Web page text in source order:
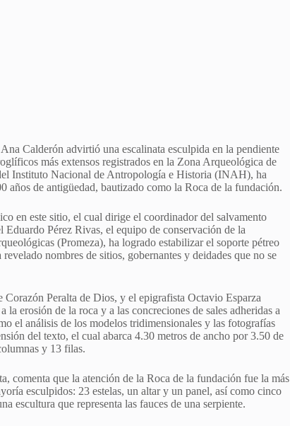
Calderón advirtió una escalinata esculpida en la pendiente
más extensos registrados en la Zona Arqueológica de
Instituto Nacional de Antropología e Historia (INAH), ha
años de antigüedad, bautizado como la Roca de la fundación.
en este sitio, el cual dirige el coordinador del salvamento
Pérez Rivas, el equipo de conservación de la
(Promeza), ha logrado estabilizar el soporte pétreo
nombres de sitios, gobernantes y deidades que no se
Peralta de Dios, y el epigrafista Octavio Esparza
erosión de la roca y a las concreciones de sales adheridas a
el análisis de los modelos tridimensionales y las fotografías
del texto, el cual abarca 4.30 metros de ancho por 3.50 de
y 13 filas.
comenta que la atención de la Roca de la fundación fue la más
esculpidos: 23 estelas, un altar y un panel, así como cinco
escultura que representa las fauces de una serpiente.